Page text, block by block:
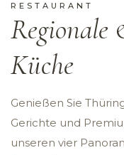
RESTAURANT
Regionale
Küche
Genießen Sie
Gerichte und
unseren vier